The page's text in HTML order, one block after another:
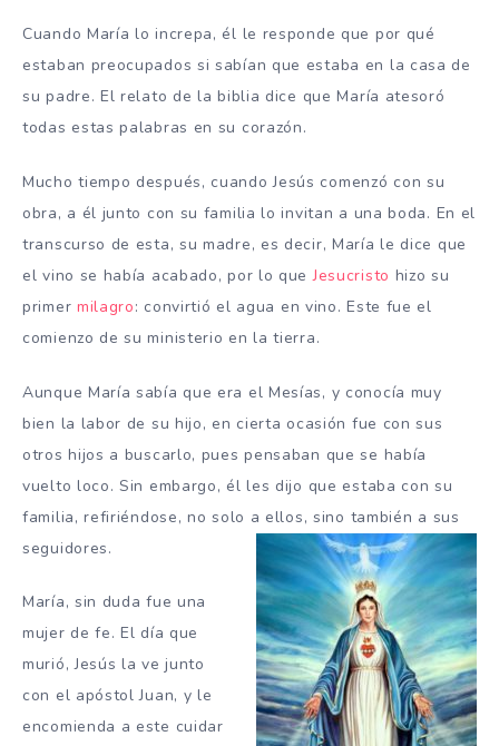
Cuando María lo increpa, él le responde que por qué
estaban preocupados si sabían que estaba en la casa de
su padre. El relato de la biblia dice que María atesoró
todas estas palabras en su corazón.
Mucho tiempo después, cuando Jesús comenzó con su
obra, a él junto con su familia lo invitan a una boda. En el
transcurso de esta, su madre, es decir, María le dice que
el vino se había acabado, por lo queJesucristo hizo su
primer milagro: convirtió el agua en vino. Este fue el
comienzo de su ministerio en la tierra.
Aunque María sabía que era el Mesías, y conocía muy
bien la labor de su hijo, en cierta ocasión fue con sus
otros hijos a buscarlo, pues pensaban que se había
vuelto loco. Sin embargo, él les dijo que estaba con su
familia, refiriéndose, no solo a ellos, sino también a sus
seguidores.
María, sin duda fue una
mujer de fe. El día que
murió, Jesús la ve junto
con el apóstol Juan, y le
encomienda a este cuidar